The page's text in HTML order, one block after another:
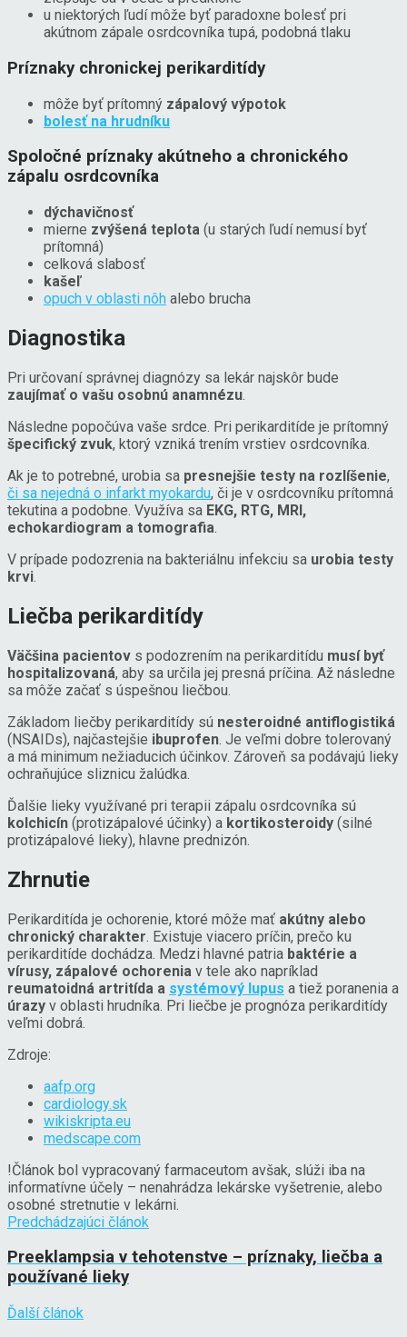
u niektorých ľudí môže byť paradoxne bolesť pri
akútnom zápale osrdcovníka tupá, podobná tlaku
Príznaky chronickej perikarditídy
môže byť prítomný zápalový výpotok
bolesť na hrudníku
Spoločné príznaky akútneho a chronického
zápalu osrdcovníka
dýchavičnosť
mierne zvýšená teplota (u starých ľudí nemusí byť
prítomná)
celková slabosť
kašeľ
opuch v oblasti nôh alebo brucha
Diagnostika
Pri určovaní správnej diagnózy sa lekár najskôr bude
zaujímať o vašu osobnú anamnézu.
Následne popočúva vaše srdce. Pri perikarditíde je prítomný
špecifický zvuk, ktorý vzniká trením vrstiev osrdcovníka.
Ak je to potrebné, urobia sa presnejšie testy na rozlíšenie,
či sa nejedná o infarkt myokardu, či je v osrdcovníku prítomná
tekutina a podobne. Využíva sa EKG, RTG, MRI,
echokardiogram a tomografia.
V prípade podozrenia na bakteriálnu infekciu sa urobia testy
krvi.
Liečba perikarditídy
Väčšina pacientov s podozrením na perikarditídu musí byť
hospitalizovaná, aby sa určila jej presná príčina. Až následne
sa môže začať s úspešnou liečbou.
Základom liečby perikarditídy sú nesteroidné antiflogistiká
(NSAIDs), najčastejšie ibuprofen . Je veľmi dobre tolerovaný
a má minimum nežiaducich účinkov. Zároveň sa podávajú lieky
ochraňujúce sliznicu žalúdka.
Ďalšie lieky využívané pri terapii zápalu osrdcovníka sú
kolchicín (protizápalové účinky) a kortikosteroidy (silné
protizápalové lieky), hlavne prednizón.
Zhrnutie
Perikarditída je ochorenie, ktoré môže mať akútny alebo
chronický charakter . Existuje viacero príčin, prečo ku
perikarditíde dochádza. Medzi hlavné patria baktérie a
vírusy, zápalové ochorenia v tele ako napríklad
reumatoidná artritída a systémový lupus a tiež poranenia a
úrazy v oblasti hrudníka. Pri liečbe je prognóza perikarditídy
veľmi dobrá.
Zdroje:
aafp.org
cardiology.sk
wikiskripta.eu
medscape.com
!Článok bol vypracovaný farmaceutom avšak, slúži iba na
informatívne účely – nenahrádza lekárske vyšetrenie, alebo
osobné stretnutie v lekárni.
Predchádzajúci článok
Preeklampsia v tehotenstve – príznaky, liečba a
používané lieky
Ďalší článok